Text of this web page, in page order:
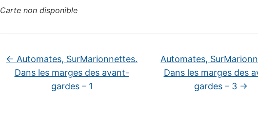
Carte non disponible
← Automates, SurMarionnettes.
Dans les marges des avant-
gardes – 1
Automates,
Dans les marges des
gardes – 3 →